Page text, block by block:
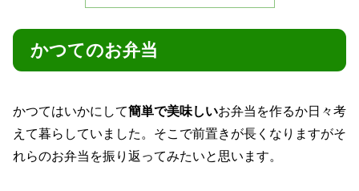
かつてのお弁当
かつてはいかにして簡単で美味しいお弁当を作るか日々考
えて暮らしていました。そこで前置きが長くなりますがそ
れらのお弁当を振り返ってみたいと思います。